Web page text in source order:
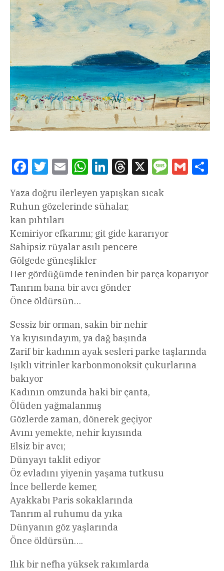
FacebookTwitterEmail WhatsAppLinkedInThreads
X Message
Gmail
Yaza doğru ilerleyen yapışkan sıcak
Ruhun gözelerinde sühalar,
kan pıhtıları
Kemiriyor efkarımı; git gide kararıyor
Sahipsiz rüyalar asılı pencere
Gölgede güneşlikler
Her gördüğümde teninden bir parça koparıyor
Tanrım bana bir avcı gönder
Önce öldürsün…
Sessiz bir orman, sakin bir nehir
Ya kıyısındayım, ya dağ başında
Zarif bir kadının ayak sesleri parke taşlarında
Işıklı vitrinler karbonmonoksit çukurlarına
bakıyor
Kadının omzunda haki bir çanta,
Ölüden yağmalanmış
Gözlerde zaman, dönerek geçiyor
Avını yemekte, nehir kıyısında
Elsiz bir avcı;
Dünyayı taklit ediyor
Öz evladını yiyenin yaşama tutkusu
İnce bellerde kemer,
Ayakkabı Paris sokaklarında
Tanrım al ruhumu da yıka
Dünyanın göz yaşlarında
Önce öldürsün….
Ilık bir nefha yüksek rakımlarda